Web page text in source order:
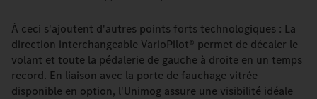
À ceci s'ajoutent d'autres points forts technologiques : La
direction interchangeable VarioPilot® permet de décaler le
volant et toute la pédalerie de gauche à droite en un temps
record. En liaison avec la porte de fauchage vitrée
disponible en option, l'Unimog assure une visibilité idéale